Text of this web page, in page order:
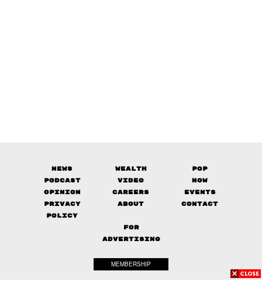
News Wealth
Pop
Podcast
Video
Now
Opinion
Careers
Events
Privacy
Policy
About Contact
FOR
ADVERTISING
MEMBERSHIP